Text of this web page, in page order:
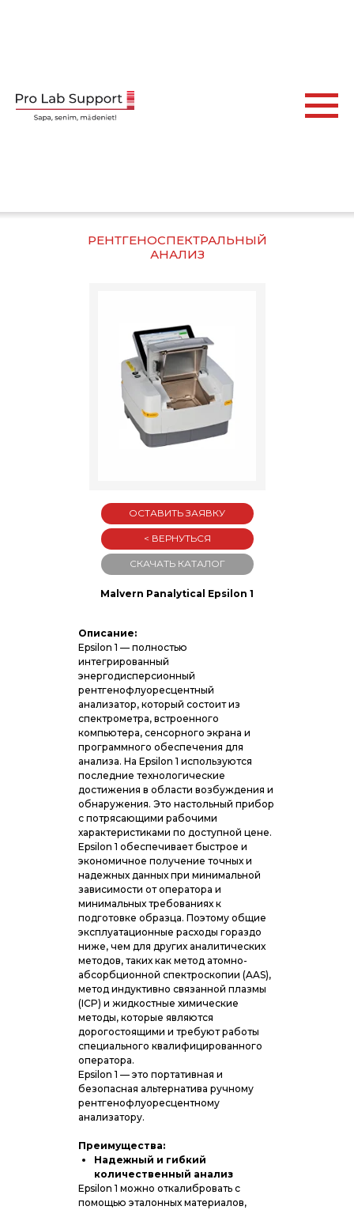
Описание:
Epsilon 1 — полностью
интегрированный
энергодисперсионный
рентгенофлуоресцентный
анализатор, который состоит из
спектрометра, встроенного
компьютера, сенсорного экрана и
программного обеспечения для
анализа. На Epsilon 1 используются
последние технологические
достижения в области возбуждения и
обнаружения. Это настольный прибор
с потрясающими рабочими
характеристиками по доступной цене.
Epsilon 1 обеспечивает быстрое и
экономичное получение точных и
надежных данных при минимальной
зависимости от оператора и
минимальных требованиях к
подготовке образца. Поэтому общие
эксплуатационные расходы гораздо
ниже, чем для других аналитических
методов, таких как метод атомно-
абсорбционной спектроскопии (AAS),
метод индуктивно связанной плазмы
(ICP) и жидкостные химические
методы, которые являются
дорогостоящими и требуют работы
специального квалифицированного
оператора.
Epsilon 1 — это портативная и
безопасная альтернатива ручному
рентгенофлуоресцентному
анализатору.
Преимущества:
Надежный и гибкий
количественный анализ
Epsilon 1 можно откалибровать с
помощью эталонных материалов,
Malvern Panalytical Epsilon 1
< ВЕРНУТЬСЯ
ОСТАВИТЬ ЗАЯВКУ
СКАЧАТЬ КАТАЛОГ
РЕНТГЕНОСПЕКТРАЛЬНЫЙ
АНАЛИЗ